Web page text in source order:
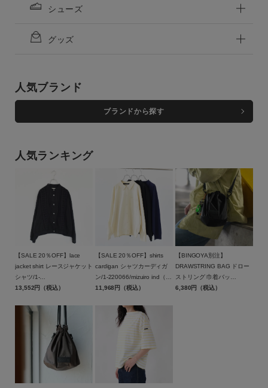
シューズ
グッズ
人気ブランド
ブランドから探す
人気ランキング
【SALE 20％OFF】lace
jacket shirt レースジャケット
シャツ/1-
730156/MidiUmi（ミディウ
13,552円（税込）
【SALE 20％OFF】shirts
cardigan シャツカーディガ
ン/1-220066/mizuiro ind（ミ
ズイロインド）【返品交換不
11,968円（税込）
【BINGOYA別注】
DRAWSTRING BAG ドロー
ストリング 巾着バッ
グ/BAICYCLON by
6,380円（税込）